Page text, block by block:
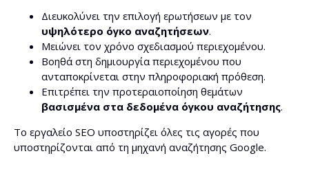
Διευκολύνει την επιλογή ερωτήσεων με τον
υψηλότερο όγκο αναζητήσεων.
Μειώνει τον χρόνο σχεδιασμού περιεχομένου.
Βοηθά στη δημιουργία περιεχομένου που
ανταποκρίνεται στην πληροφοριακή πρόθεση.
Επιτρέπει την προτεραιοποίηση θεμάτων
βασισμένα στα δεδομένα όγκου αναζήτησης.
Το εργαλείο SEO υποστηρίζει όλες τις αγορές που
υποστηρίζονται από τη μηχανή αναζήτησης Google.